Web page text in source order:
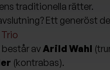
traditionella rätter.
Ett generöst
består avArild Wahl
(kontrabas).